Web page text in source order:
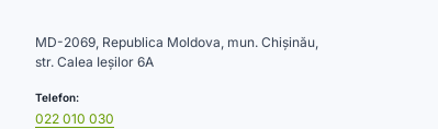
MD-2069, Republica Moldova, mun. Chișinău,
str. Calea Ieșilor 6A
Telefon:
022 010 030